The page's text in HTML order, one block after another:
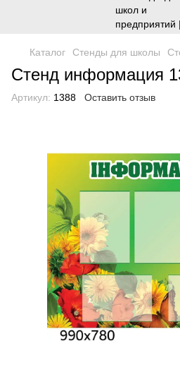
Каталог Стенды для школы
Стенд информация
Артикул: 1388 Оставить отзыв